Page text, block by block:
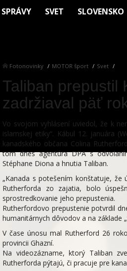
SPRÁVY SVET SLOVENSKO
Fotonovinky MOTOR šport Svet
Taliban prepustil
zadržiaval päť
Vo svojom vyhlásení uviedol, že k
islamskej etiky“. Kábul 12. januára
kanadského občana Colina
tom dnes agentúra DPA s
Stéphane Diona a hnutia Taliban.
„Kanada s potešením konštatuje, že
Rutherforda zo zajatia, bolo
sprostredkovanie jeho prepustenia.
Rutherfordovo prepustenie potvrdil
humanitárnych dôvodov a na základe
V čase únosu mal Rutherford 26
provincii Ghazní.
Na videozázname, ktorý Taliban
Rutherforda pýtajú, či pracuje pre